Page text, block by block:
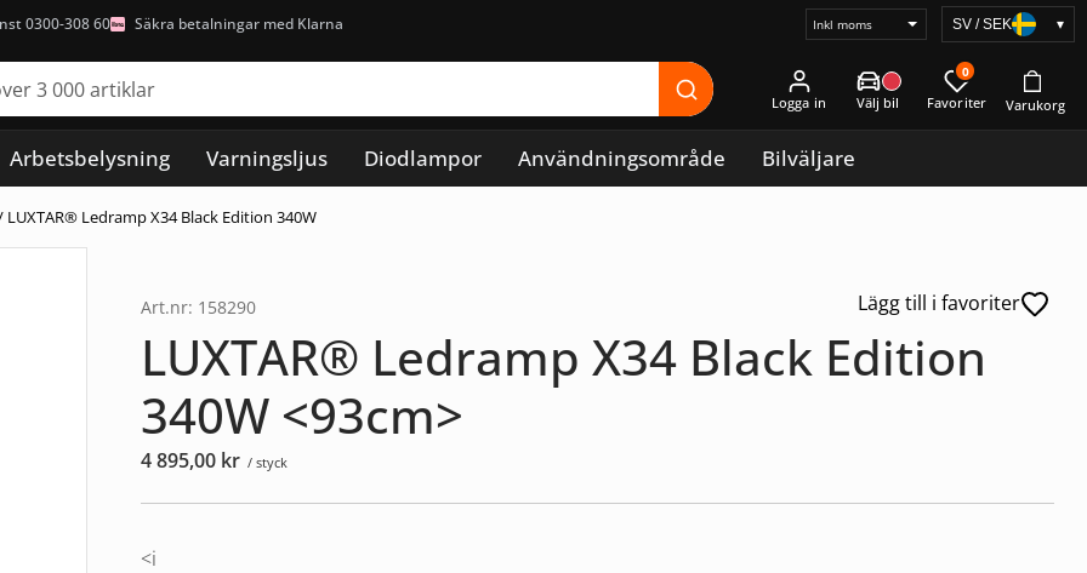
0300-308 60 Säkra betalningar med Klarna
Välj
SV / SEK ▾
Logga in
0
Arbetsbelysning Varningsljus Diodlampor Användningsområde Bilväljare
Ledramp X34 Black Edition 340W
Lägg till i favoriter
Art.nr: 158290
LUXTAR® Ledramp X34 Black Edition
340W <93cm>
4 895,00 kr / styck
<i